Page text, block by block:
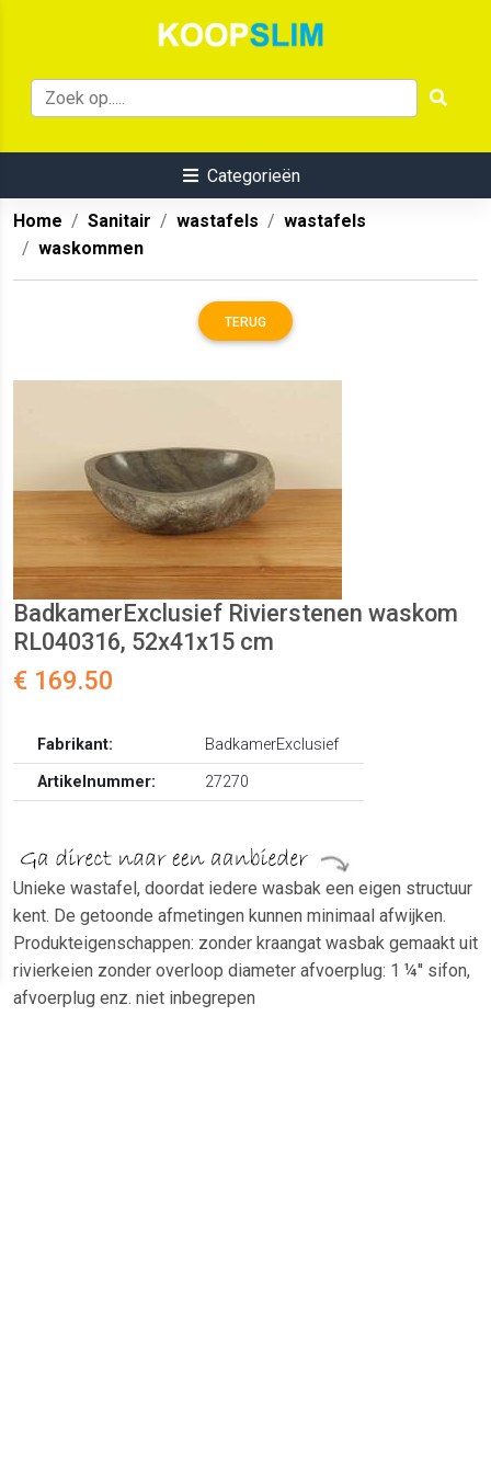
Categorieën
Home Sanitair wastafels
wastafels
waskommen
TERUG
BadkamerExclusief Rivierstenen waskom
RL040316, 52x41x15 cm
€ 169.50
Fabrikant:
BadkamerExclusief
Artikelnummer:
27270
Unieke wastafel, doordat iedere wasbak een eigen structuur
kent. De getoonde afmetingen kunnen minimaal afwijken.
Produkteigenschappen: zonder kraangat wasbak gemaakt uit
rivierkeien zonder overloop diameter afvoerplug: 1 ¼'' sifon,
afvoerplug enz. niet inbegrepen